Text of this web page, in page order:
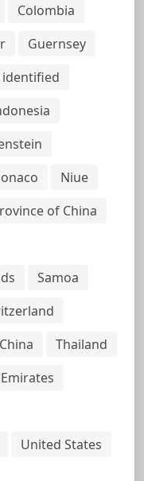
Colombia
Guernsey
Niue
of China
Samoa
Thailand
United States